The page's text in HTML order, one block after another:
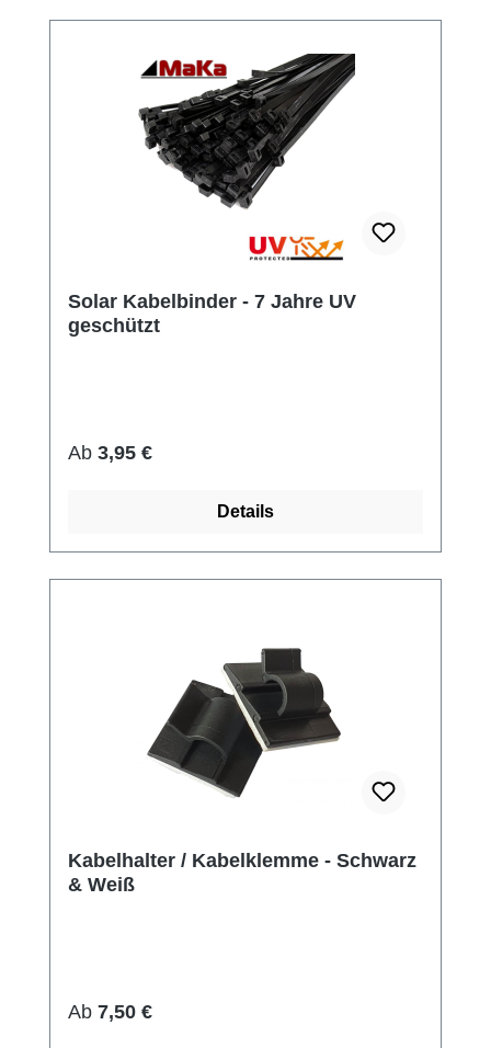
Solar Kabelbinder - 7 Jahre UV
geschützt
Regulärer Preis:
Ab 3,95 €
Details
Kabelhalter / Kabelklemme - Schwarz
& Weiß
Regulärer Preis:
Ab 7,50 €